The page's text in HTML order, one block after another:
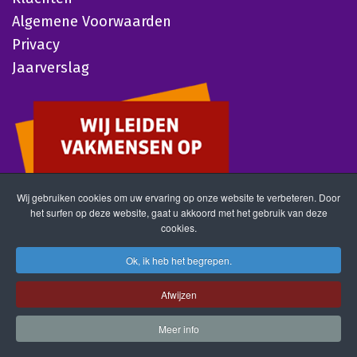
Algemene Voorwaarden
Privacy
Jaarverslag
Wij gebruiken cookies om uw ervaring op onze website te verbeteren. Door
het surfen op deze website, gaat u akkoord met het gebruik van deze
cookies.
Ok, ik heb het begrepen.
Afwijzen
Meer info